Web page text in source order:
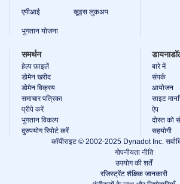
एपीआई व्हूइस लुकअप
भुगतान योजना
समर्थन
हेल्प फ़ाइलें
डोमेन खरीद
डोमेन विक्रय
समाचार पत्रिका
प्रीपे करें
भुगतान विकल्प
दुरुपयोग रिपोर्ट करें
बारे में
संपर्क
आयोजन
साइट
ऐप
दोस्त को
सहयोगी
कॉपीराइट © 2002-2025 Dynadot Inc.
गोपनीयता नीति
उपयोग की शर्तें
रजिस्ट्रेंट शैक्षिक जानकारी